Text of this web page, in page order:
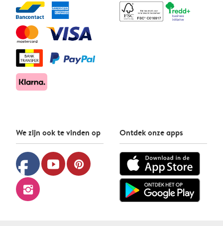
We zijn ook te vinden op
facebook youtube pinterest
instagram
Ontdek onze apps